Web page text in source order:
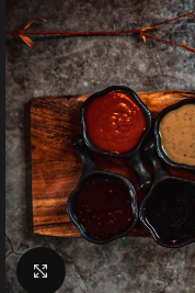
Klik for at forstørre